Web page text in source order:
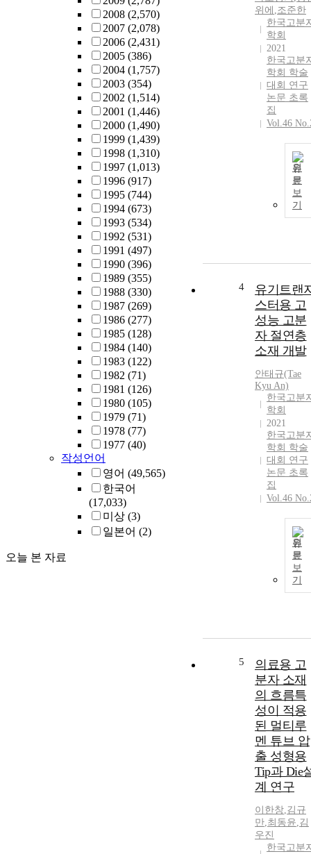
2008 (2,570)
2007 (2,078)
2006 (2,431)
2005 (386)
2004 (1,757)
2003 (354)
2002 (1,514)
2001 (1,446)
2000 (1,490)
1999 (1,439)
1998 (1,310)
1997 (1,013)
1996 (917)
1995 (744)
1994 (673)
1993 (534)
1992 (531)
1991 (497)
1990 (396)
1989 (355)
1988 (330)
1987 (269)
1986 (277)
1985 (128)
1984 (140)
1983 (122)
1982 (71)
1981 (126)
1980 (105)
1979 (71)
1978 (77)
1977 (40)
작성언어
영어 (49,565)
한국어
(17,033)
미상 (3)
일본어 (2)
오늘 본 자료
위에 ,조준한
한국고분
학회
2021
한국고분
학회 학술
대회 연구
논문 초록
집
Vol.46
원
문
보
기
4
유기트랜
스터용 고
성능 고분
자 절연층
소재 개발
안태규(Tae
Kyu An)
한국고분
학회
2021
한국고분
학회 학술
대회 연구
논문 초록
집
Vol.46
원
문
보
기
5
의료용 고
분자 소재
의 흐름특
성이 적용
된 멀티루
멘 튜브 압
출 성형용
Tip과 Die
계 연구
이한창,김규
만,최동윤,김
우진
한국고분